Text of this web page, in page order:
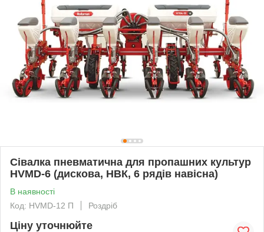
Сівалка пневматична для пропашних культур
HVMD-6 (дискова, НВК, 6 рядів навісна)
В наявності
Код: HVMD-12 П
Роздріб
Ціну уточнюйте